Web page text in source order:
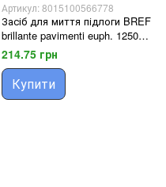
Артикул: 8015100566778
Засіб для миття підлоги BREF
brillante pavimenti euph. 1250
мл.
214.75 грн
Купити